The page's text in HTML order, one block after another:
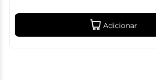
Adicionar